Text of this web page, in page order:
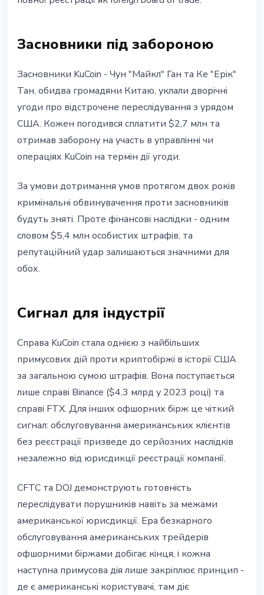
Засновники під забороною
Засновники KuCoin - Чун "Майкл" Ган та Ке "Ерік"
Тан, обидва громадяни Китаю, уклали дворічні
угоди про відстрочене переслідування з урядом
США. Кожен погодився сплатити $2,7 млн та
отримав заборону на участь в управлінні чи
операціях KuCoin на термін дії угоди.
За умови дотримання умов протягом двох років
кримінальні обвинувачення проти засновників
будуть зняті. Проте фінансові наслідки - одним
словом $5,4 млн особистих штрафів, та
репутаційний удар залишаються значними для
обох.
Сигнал для індустрії
Справа KuCoin стала однією з найбільших
примусових дій проти криптобіржі в історії США
за загальною сумою штрафів. Вона поступається
лише справі Binance ($4,3 млрд у 2023 році) та
справі FTX. Для інших офшорних бірж це чіткий
сигнал: обслуговування американських клієнтів
без реєстрації призведе до серйозних наслідків
незалежно від юрисдикції реєстрації компанії.
CFTC та DOJ демонструють готовність
переслідувати порушників навіть за межами
американської юрисдикції. Ера безкарного
обслуговування американських трейдерів
офшорними біржами добігає кінця, і кожна
наступна примусова дія лише закріплює принцип -
де є американські користувачі, там діє